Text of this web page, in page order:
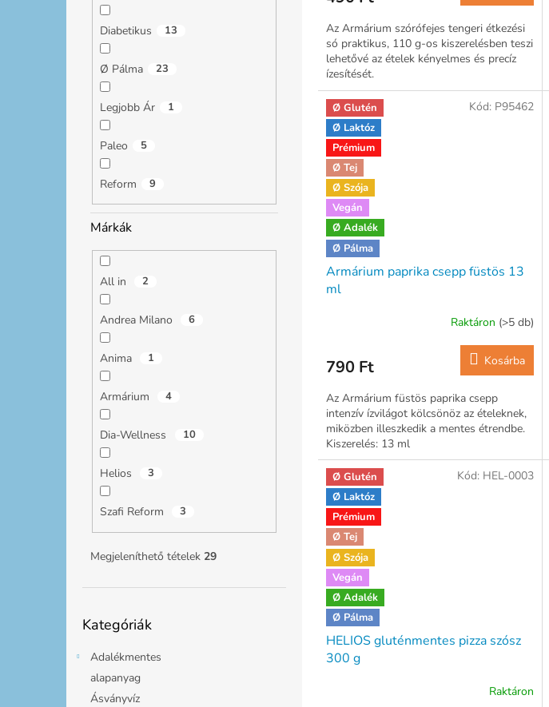
Diabetikus 13
Ø Pálma 23
Legjobb Ár 1
Paleo 5
Reform 9
Márkák
All in 2
Andrea Milano 6
Anima 1
Armárium 4
Dia-Wellness 10
Helios 3
Szafi Reform 3
Megjeleníthető tételek 29
átugrása
Kategóriák
Adalékmentes
alapanyag
Ásványvíz
Az Armárium szórófejes tengeri étkezési
só praktikus, 110 g-os kiszerelésben teszi
lehetővé az ételek kényelmes és precíz
ízesítését.
Ø Glutén
Ø Laktóz
Prémium
Ø Tej
Ø Szója
Vegán
Ø Adalék
Ø Pálma
Armárium paprika csepp füstös 13
ml
Raktáron (>5 db)
790 Ft Kosárba
Az Armárium füstös paprika csepp
intenzív ízvilágot kölcsönöz az ételeknek,
miközben illeszkedik a mentes étrendbe.
Kiszerelés: 13 ml
Kód: P95462
Ø Glutén
Ø Laktóz
Prémium
Ø Tej
Ø Szója
Vegán
Ø Adalék
Ø Pálma
HELIOS gluténmentes pizza szósz
300 g
Raktáron
Kód: HEL-0003